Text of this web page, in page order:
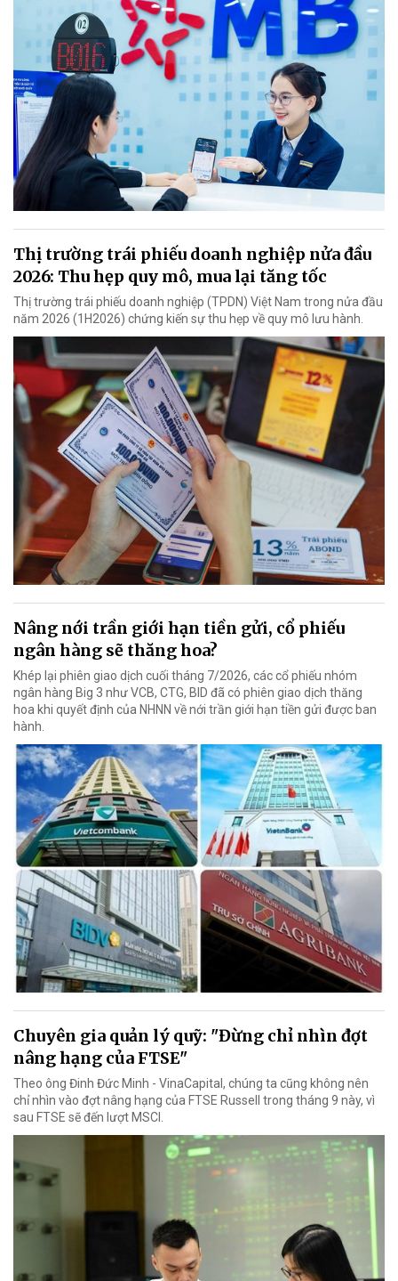
Thị trường trái phiếu doanh nghiệp nửa đầu
2026: Thu hẹp quy mô, mua lại tăng tốc
Thị trường trái phiếu doanh nghiệp (TPDN) Việt Nam trong nửa đầu
năm 2026 (1H2026) chứng kiến sự thu hẹp về quy mô lưu hành.
Nâng nới trần giới hạn tiền gửi, cổ phiếu
ngân hàng sẽ thăng hoa?
Khép lại phiên giao dịch cuối tháng 7/2026, các cổ phiếu nhóm
ngân hàng Big 3 như VCB, CTG, BID đã có phiên giao dịch thăng
hoa khi quyết định của NHNN về nới trần giới hạn tiền gửi được ban
hành.
Chuyên gia quản lý quỹ: "Đừng chỉ nhìn đợt
nâng hạng của FTSE"
Theo ông Đinh Đức Minh - VinaCapital, chúng ta cũng không nên
chỉ nhìn vào đợt nâng hạng của FTSE Russell trong tháng 9 này, vì
sau FTSE sẽ đến lượt MSCI.